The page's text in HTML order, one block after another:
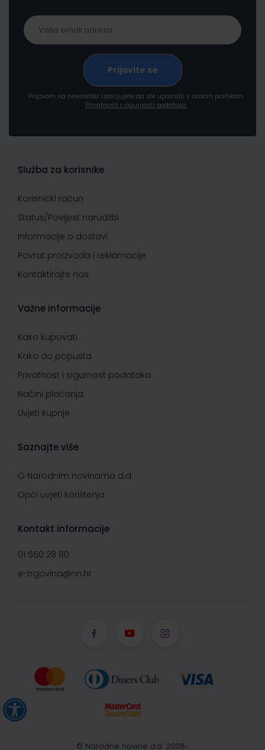
Prijavom na newsletter izjavljujete da ste upoznati s našom politikom
Privatnosti i sigurnosti podataka
Služba za korisnike
Korisnički račun
Status/Povijest narudžbi
Informacije o dostavi
Povrat proizvoda i reklamacije
Kontaktirajte nas
Važne informacije
Kako kupovati
Kako do popusta
Privatnost i sigurnost podataka
Načini plaćanja
Uvjeti kupnje
Saznajte više
O Narodnim novinama d.d.
Opći uvjeti korištenja
Kontakt informacije
01 650 28 80
e-trgovina@nn.hr
© Narodne novine d.d. 2008-